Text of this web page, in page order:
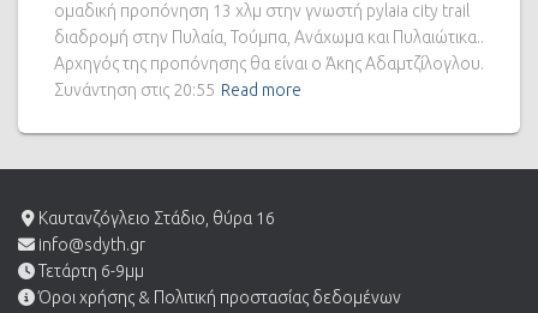
ομαδική προπόνηση 13 χλμ στην γνωστή pylaia city trail
διαδρομή στην Πυλαία, Τούμπα, Ανάχωμα και Πυλαιώτικα..
Αρχηγός της προπόνησης θα είναι ο Άκης Αδαμτζίλογλου.
Συνάντηση στις 20:55 Read more
Καυτανζόγλειο Στάδιο, θύρα 16
info@sdyth.gr
Τετάρτη 6-9μμ
Όροι χρήσης & Πολιτική προστασίας δεδομένων